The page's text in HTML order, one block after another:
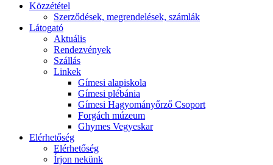
Közzététel
Szerződések, megrendelések, számlák
Látogató
Aktuális
Rendezvények
Szállás
Linkek
Gímesi alapiskola
Gímesi plébánia
Gímesi Hagyományőrző Csoport
Forgách múzeum
Ghymes Vegyeskar
Elérhetőség
Elérhetőség
Írjon nekünk